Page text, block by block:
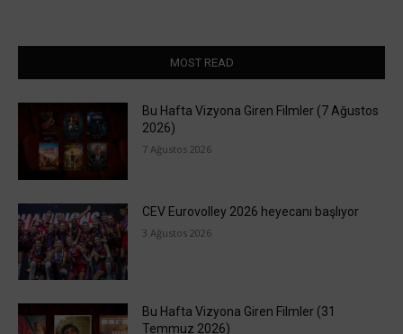
MOST READ
Bu Hafta Vizyona Giren Filmler (7 Ağustos
2026)
7 Ağustos 2026
CEV Eurovolley 2026 heyecanı başlıyor
3 Ağustos 2026
Bu Hafta Vizyona Giren Filmler (31
Temmuz 2026)